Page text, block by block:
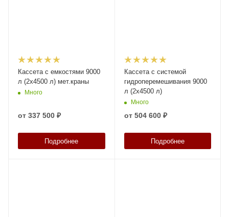
Кассета с емкостями 9000
л (2х4500 л) мет.краны
Много
от 337 500 ₽
Подробнее
Кассета с системой
гидроперемешивания 9000
л (2х4500 л)
Много
от 504 600 ₽
Подробнее